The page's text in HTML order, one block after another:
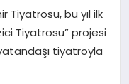
Tiyatrosu, bu yıl ilk
Tiyatrosu” projesi
tiyatroyla